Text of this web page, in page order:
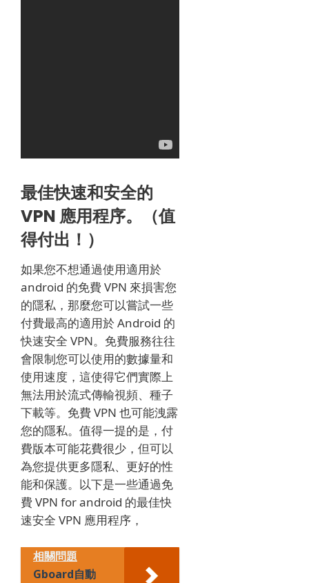
最佳快速和安全的
VPN 應用程序。
（值
得付出！）
如果您不想通過使用適用於
android 的免費 VPN 來損害您
的隱私，那麼您可以嘗試一些
付費最高的適用於 Android 的
快速安全 VPN。 免費服務往往
會限制您可以使用的數據量和
使用速度，這使得它們實際上
無法用於流式傳輸視頻、種子
下載等。免費 VPN 也可能洩露
您的隱私。 值得一提的是，付
費版本可能花費很少，但可以
為您提供更多隱私、更好的性
能和保護。 以下是一些通過免
費 VPN for android 的最佳快
速安全 VPN 應用程序，
相關問題
Gboard自動